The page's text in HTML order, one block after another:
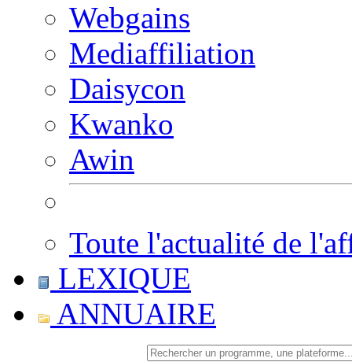
Webgains
Mediaffiliation
Daisycon
Kwanko
Awin
Toute l'actualité de
LEXIQUE
ANNUAIRE